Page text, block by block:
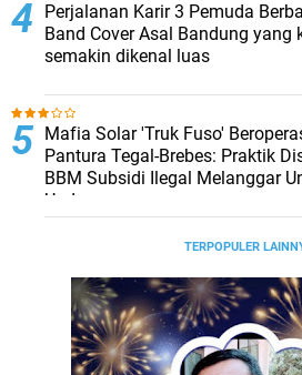
Perjalanan Karir 3 Pemuda
Band Cover Asal Bandung yang
semakin dikenal luas
Mafia Solar 'Truk Fuso'
Pantura Tegal-Brebes: Praktik
BBM Subsidi Ilegal Melanggar
Undang
TERPOPULER